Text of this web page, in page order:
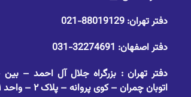
دفتر تهران: 88019129-021
دفتر اصفهان: 32274691-031
دفتر تهران : بزرگراه جلال آل احمد – بین
اتوبان چمران – کوی پروانه – پلاک ۲ – واحد ۱